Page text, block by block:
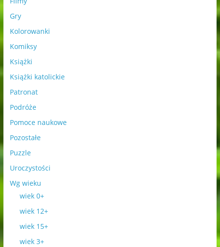
Gry
Kolorowanki
Komiksy
Książki
Książki katolickie
Patronat
Podróże
Pomoce naukowe
Pozostałe
Puzzle
Uroczystości
Wg wieku
wiek 0+
wiek 12+
wiek 15+
wiek 3+